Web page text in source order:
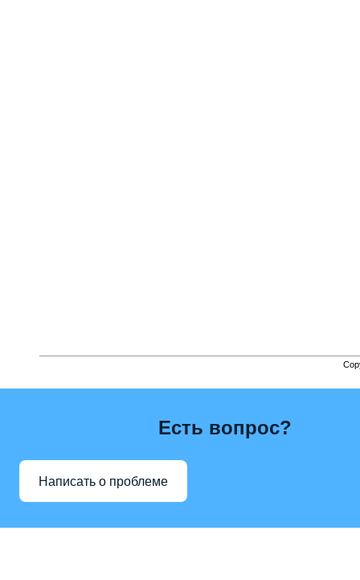
Есть вопрос?
Написать о проблеме